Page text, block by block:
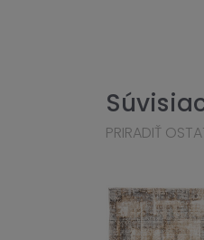
PRIRADIŤ